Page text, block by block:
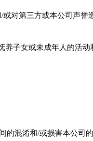
对第三方或本公司声誉
子女或未成年人的活动
的混淆和/或损害本公司的